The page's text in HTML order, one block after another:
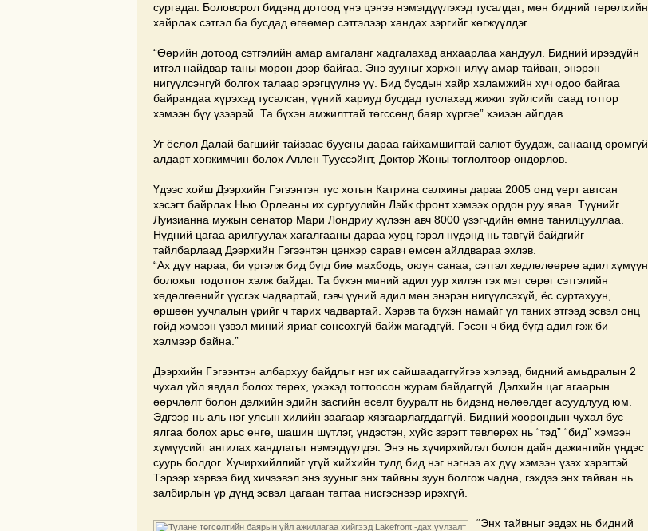
сургадаг. Боловсрол бидэнд дотоод үнэ цэнээ нэмэгдүүлэхэд тусалдаг; мөн бидний төрөлхийн
хайрлах сэтгэл ба бусдад өгөөмөр сэтгэлээр хандах зэргийг хөгжүүлдэг.
“Өөрийн дотоод сэтгэлийн амар амгаланг хадгалахад анхаарлаа хандуул. Бидний ирээдүйн
итгэл найдвар таны мөрөн дээр байгаа. Энэ зууныг хэрхэн илүү амар тайван, энэрэн
нигүүлсэнгүй болгох талаар эрэгцүүлнэ үү. Бид бусдын хайр халамжийн хүч одоо байгаа
байрандаа хүрэхэд тусалсан; үүний хариуд бусдад туслахад жижиг зүйлсийг саад тотгор
хэмээн бүү үзээрэй. Та бүхэн амжилттай төгссөнд баяр хүргэе” хэиээн айлдав.
Уг ёслол Далай багшийг тайзаас буусны дараа гайхамшигтай салют буудаж, санаанд оромгүй
алдарт хөгжимчин болох Аллен Тууссэйнт, Доктор Жоны тоглолтоор өндөрлөв.
Үдээс хойш Дээрхийн Гэгээнтэн тус хотын Катрина салхины дараа 2005 онд үерт автсан
хэсэгт байрлах Нью Орлеаны их сургуулийн Лэйк фронт хэмээх ордон руу явав. Түүнийг
Луизианна мужын сенатор Мари Лондриу хүлээн авч 8000 үзэгчдийн өмнө танилцууллаа.
Нүдний цагаа арилгуулах хагалгааны дараа хурц гэрэл нүдэнд нь тавгүй байдгийг
тайлбарлаад Дээрхийн Гэгээнтэн цэнхэр саравч өмсөн айлдвараа эхлэв.
“Ах дүү нараа, би үргэлж бид бүгд бие махбодь, оюун санаа, сэтгэл хөдлөлөөрөө адил хүмүүн
болохыг тодотгон хэлж байдаг. Та бүхэн миний адил уур хилэн гэх мэт сөрөг сэтгэлийн
хөдөлгөөнийг үүсгэх чадвартай, гэвч үүний адил мөн энэрэн нигүүлсэхүй, ёс суртахуун,
өршөөн уучлалын үрийг ч тарих чадвартай. Хэрэв та бүхэн намайг үл таних этгээд эсвэл онц
гойд хэмээн үзвэл миний яриаг сонсохгүй байж магадгүй. Гэсэн ч бид бүгд адил гэж би
хэлмээр байна.”
Дээрхийн Гэгээнтэн албархуу байдлыг нэг их сайшаадаггүйгээ хэлээд, бидний амьдралын 2
чухал үйл явдал болох төрөх, үхэхэд тогтоосон журам байдаггүй. Дэлхийн цаг агаарын
өөрчлөлт болон дэлхийн эдийн засгийн өсөлт бууралт нь бидэнд нөлөөлдөг асуудлууд юм.
Эдгээр нь аль нэг улсын хилийн заагаар хязгаарлагддаггүй. Бидний хоорондын чухал бус
ялгаа болох арьс өнгө, шашин шүтлэг, үндэстэн, хүйс зэрэгт төвлөрөх нь “тэд” “бид” хэмээн
хүмүүсийг ангилах хандлагыг нэмэгдүүлдэг. Энэ нь хүчирхийлэл болон дайн дажингийн үндэс
суурь болдог. Хүчирхийллийг үгүй хийхийн тулд бид нэг нэгнээ ах дүү хэмээн үзэх хэрэгтэй.
Тэрээр хэрвээ бид хичээвэл энэ зууныг энх тайвны зуун болгож чадна, гэхдээ энх тайван нь
залбирлын үр дүнд эсвэл цагаан тагтаа нисгэснээр ирэхгүй.
“Энх тайвныг эвдэх нь бидний